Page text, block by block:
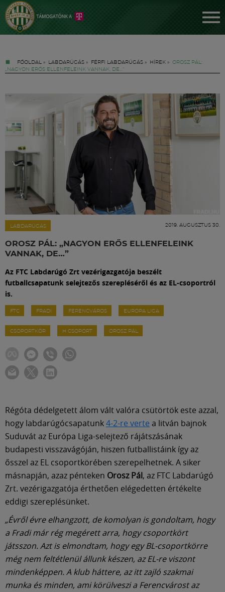
FŐOLDAL » LABDARÚGÁS » FÉRFI LABDARÚGÁS » HÍREK » OROSZ PÁL:
„NAGYON ERŐS ELLENFELEINK VANNAK, DE…”
LABDARÚGÁS 2019. AUGUSZTUS 30.
OROSZ PÁL: „NAGYON ERŐS ELLENFELEINK
VANNAK, DE…”
Az FTC Labdarúgó Zrt vezérigazgatója beszélt
futballcsapatunk selejtezős szerepléséről és az EL-csoportról
is.
FTC FRADI FERENCVÁROS EURÓPA LIGA
CSOPORTKÖR H CSOPORT OROSZ PÁL
Régóta dédelgetett álom vált valóra csütörtök este azzal,
hogy labdarúgócsapatunk4-2-re verte a litván bajnok
Suduvát az Európa Liga-selejtező rájátszásának
budapesti visszavágóján, hiszen futballistáink így az
ősszel az EL csoportkörében szerepelhetnek. A siker
másnapján, azaz pénteken Orosz Pál, az FTC Labdarúgó
Zrt. vezérigazgatója érthetően elégedetten értékelte
eddigi szereplésünket.
„Évről évre elhangzott, de komolyan is gondoltam, hogy
a Fradi már rég megérett arra, hogy csoportkört
játsszon. Azt is elmondtam, hogy egy BL-csoportkörre
még nem feltétlenül állunk készen, az EL-re viszont
mindenképpen. A klub háttere, az itt zajló szakmai
munka és minden, ami körülveszi a Ferencvárost az
Jegyek
FM YouTube +
Hírek
Labdarúgás
Szakosztályok
Klub
Szolgáltatások
Közösség
Múzeum
English